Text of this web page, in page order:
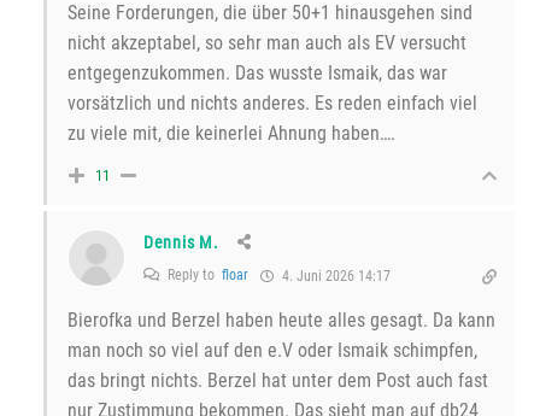
Seine Forderungen, die über 50+1 hinausgehen sind
nicht akzeptabel, so sehr man auch als EV versucht
entgegenzukommen. Das wusste Ismaik, das war
vorsätzlich und nichts anderes. Es reden einfach viel
zu viele mit, die keinerlei Ahnung haben….
11
Dennis M.
Reply to floar 4. Juni 2026 14:17
Bierofka und Berzel haben heute alles gesagt. Da kann
man noch so viel auf den e.V oder Ismaik schimpfen,
das bringt nichts. Berzel hat unter dem Post auch fast
nur Zustimmung bekommen. Das sieht man auf db24